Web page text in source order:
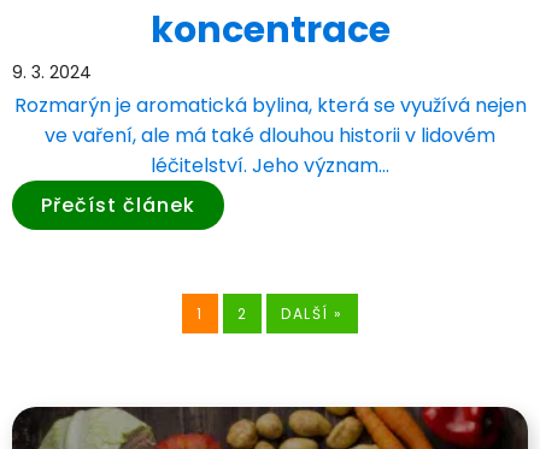
koncentrace
9. 3. 2024
Rozmarýn je aromatická bylina, která se využívá nejen
ve vaření, ale má také dlouhou historii v lidovém
léčitelství. Jeho význam…
Přečíst článek
1 2 DALŠÍ »